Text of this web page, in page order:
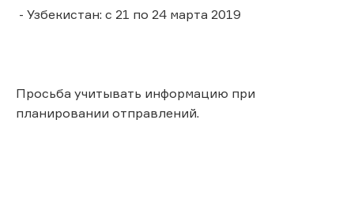
- Узбекистан: с 21 по 24 марта 2019
Просьба учитывать информацию при
планировании отправлений.